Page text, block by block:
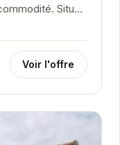
Située
de...
Voir l'offre